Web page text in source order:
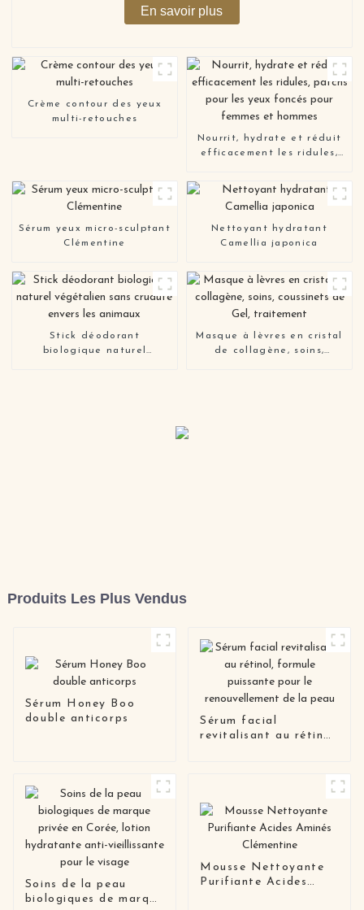
En savoir plus
Crème contour des yeux
multi-retouches
Nourrit, hydrate et réduit
efficacement les ridules,
foncés pour femmes et
hommes
Sérum yeux micro-sculptant
Clémentine
Nettoyant hydratant
Camellia japonica
Stick déodorant
biologique naturel
Masque à lèvres en cristal
de collagène, soins,
Produits Les Plus Vendus
Sérum Honey Boo
double anticorps
Sérum facial
revitalisant au rétinol,
Soins de la peau
biologiques de marque
Mousse Nettoyante
Purifiante Acides